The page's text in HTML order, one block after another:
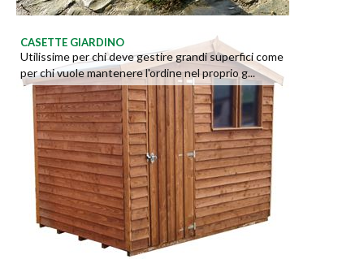
CASETTE GIARDINO
Utilissime per chi deve gestire grandi superfici come
per chi vuole mantenere l'ordine nel proprio g...